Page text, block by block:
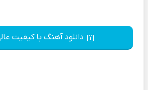
دانلود آهنگ با کیفیت عالی